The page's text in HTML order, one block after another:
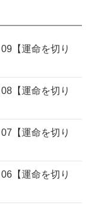
【運命を切り
【運命を切り
【運命を切り
【運命を切り